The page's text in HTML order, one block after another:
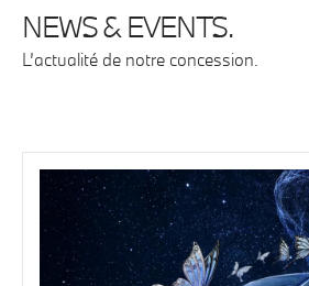
NEWS & EVENTS.
L’actualité de notre concession.